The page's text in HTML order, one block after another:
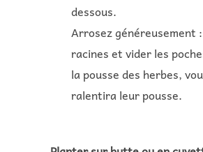
dessous.
Arrosez généreusement
racines et vider les
la pousse des herbes,
ralentira leur pousse.